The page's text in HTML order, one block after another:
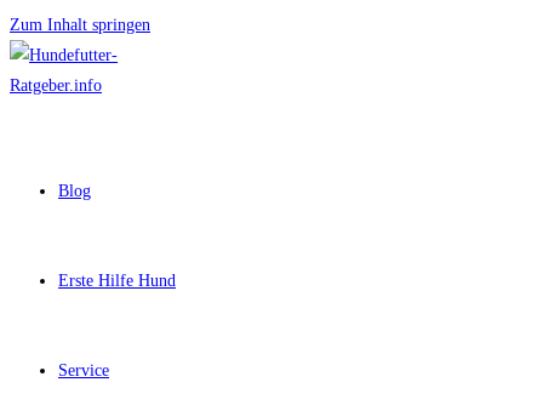
Zum Inhalt springen
Blog
Erste Hilfe Hund
Service